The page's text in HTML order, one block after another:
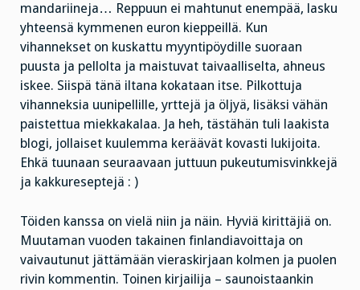
mandariineja… Reppuun ei mahtunut enempää, lasku
yhteensä kymmenen euron kieppeillä. Kun
vihannekset on kuskattu myyntipöydille suoraan
puusta ja pellolta ja maistuvat taivaalliselta, ahneus
iskee. Siispä tänä iltana kokataan itse. Pilkottuja
vihanneksia uunipellille, yrttejä ja öljyä, lisäksi vähän
paistettua miekkakalaa. Ja heh, tästähän tuli laakista
blogi, jollaiset kuulemma keräävät kovasti lukijoita.
Ehkä tuunaan seuraavaan juttuun pukeutumisvinkkejä
ja kakkureseptejä : )
Töiden kanssa on vielä niin ja näin. Hyviä kirittäjiä on.
Muutaman vuoden takainen finlandiavoittaja on
vaivautunut jättämään vieraskirjaan kolmen ja puolen
rivin kommentin. Toinen kirjailija – saunoistaankin